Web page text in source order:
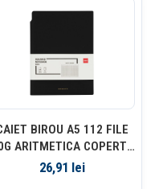
BIROU A5 112 FILE
ARITMETICA COPERTA
PIELE NEGRU N141G DELI
26,91 lei